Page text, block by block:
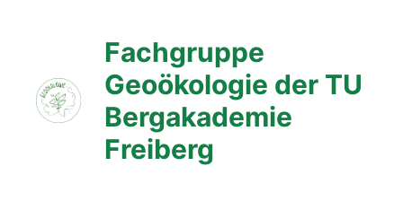
Fachgruppe
Geoökologie der TU
Bergakademie
Freiberg